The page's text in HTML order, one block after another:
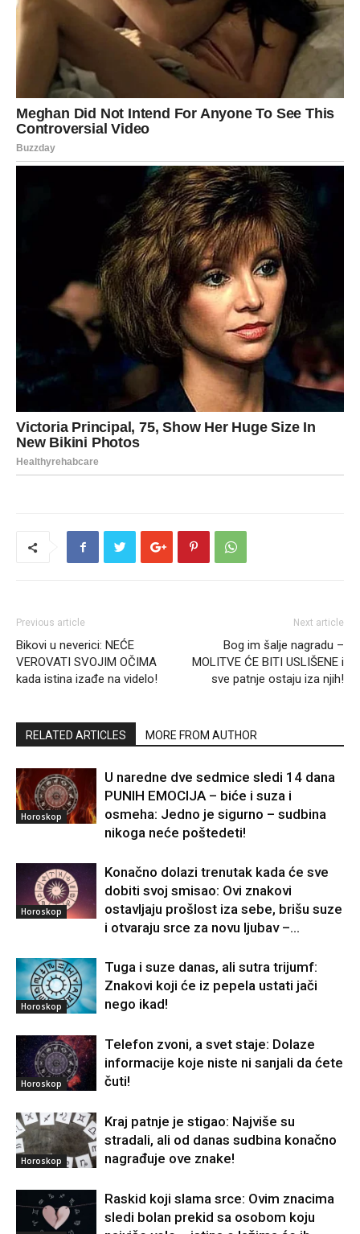
Previous article
Bikovi u neverici: NEĆE
VEROVATI SVOJIM OČIMA
kada istina izađe na videlo!
Next article
Bog im šalje nagradu –
MOLITVE ĆE BITI USLIŠENE i
sve patnje ostaju iza njih!
RELATED ARTICLES MORE FROM AUTHOR
Horoskop
U naredne dve sedmice sledi 14 dana
PUNIH EMOCIJA – biće i suza i
osmeha: Jedno je sigurno – sudbina
nikoga neće poštedeti!
Horoskop
Konačno dolazi trenutak kada će sve
dobiti svoj smisao: Ovi znakovi
ostavljaju prošlost iza sebe, brišu suze
i otvaraju srce za novu ljubav –...
Horoskop
Tuga i suze danas, ali sutra trijumf:
Znakovi koji će iz pepela ustati jači
nego ikad!
Horoskop
Telefon zvoni, a svet staje: Dolaze
informacije koje niste ni sanjali da ćete
čuti!
Horoskop
Kraj patnje je stigao: Najviše su
stradali, ali od danas sudbina konačno
nagrađuje ove znake!
Raskid koji slama srce: Ovim znacima
sledi bolan prekid sa osobom koju